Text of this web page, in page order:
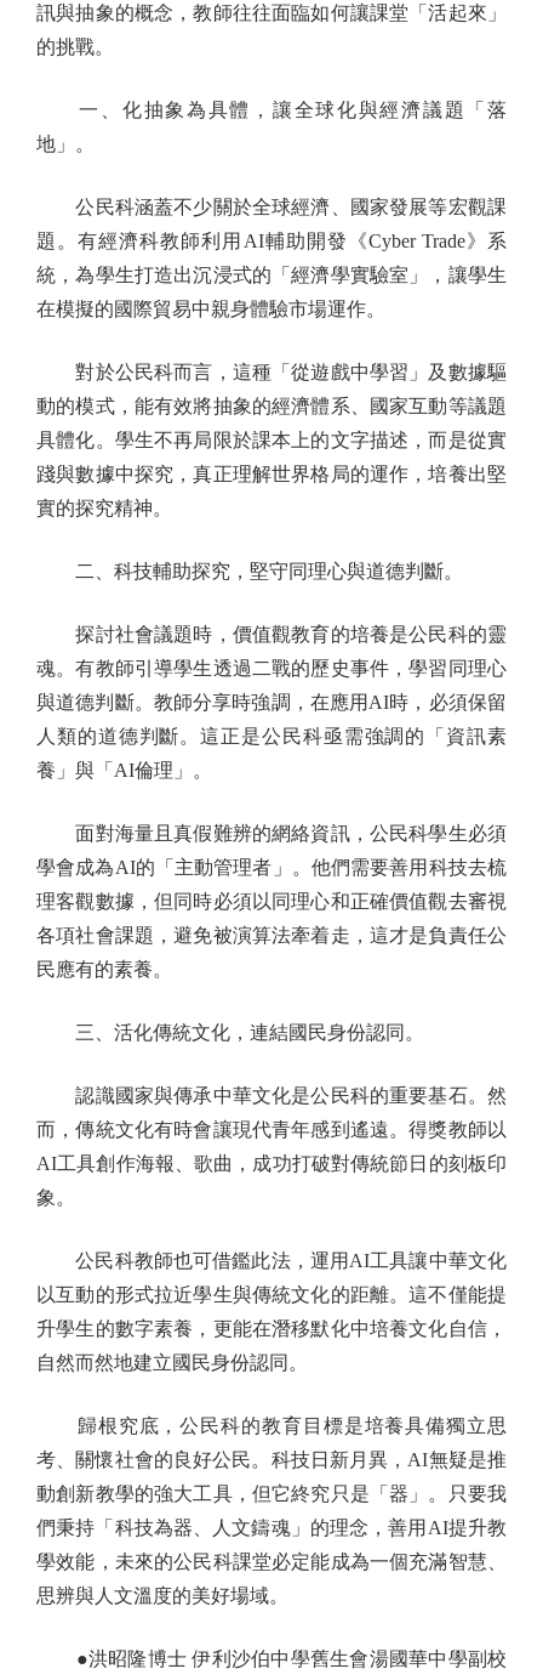
訊與抽象的概念，教師往往面臨如何讓課堂「活起來」
的挑戰。
一、化抽象為具體，讓全球化與經濟議題「落
地」。
公民科涵蓋不少關於全球經濟、國家發展等宏觀課
題。有經濟科教師利用AI輔助開發《Cyber Trade》系
統，為學生打造出沉浸式的「經濟學實驗室」，讓學生
在模擬的國際貿易中親身體驗市場運作。
對於公民科而言，這種「從遊戲中學習」及數據驅
動的模式，能有效將抽象的經濟體系、國家互動等議題
具體化。學生不再局限於課本上的文字描述，而是從實
踐與數據中探究，真正理解世界格局的運作，培養出堅
實的探究精神。
二、科技輔助探究，堅守同理心與道德判斷。
探討社會議題時，價值觀教育的培養是公民科的靈
魂。有教師引導學生透過二戰的歷史事件，學習同理心
與道德判斷。教師分享時強調，在應用AI時，必須保留
人類的道德判斷。這正是公民科亟需強調的「資訊素
養」與「AI倫理」。
面對海量且真假難辨的網絡資訊，公民科學生必須
學會成為AI的「主動管理者」。他們需要善用科技去梳
理客觀數據，但同時必須以同理心和正確價值觀去審視
各項社會課題，避免被演算法牽着走，這才是負責任公
民應有的素養。
三、活化傳統文化，連結國民身份認同。
認識國家與傳承中華文化是公民科的重要基石。然
而，傳統文化有時會讓現代青年感到遙遠。得獎教師以
AI工具創作海報、歌曲，成功打破對傳統節日的刻板印
象。
公民科教師也可借鑑此法，運用AI工具讓中華文化
以互動的形式拉近學生與傳統文化的距離。這不僅能提
升學生的數字素養，更能在潛移默化中培養文化自信，
自然而然地建立國民身份認同。
歸根究底，公民科的教育目標是培養具備獨立思
考、關懷社會的良好公民。科技日新月異，AI無疑是推
動創新教學的強大工具，但它終究只是「器」。只要我
們秉持「科技為器、人文鑄魂」的理念，善用AI提升教
學效能，未來的公民科課堂必定能成為一個充滿智慧、
思辨與人文溫度的美好場域。
●洪昭隆博士 伊利沙伯中學舊生會湯國華中學副校